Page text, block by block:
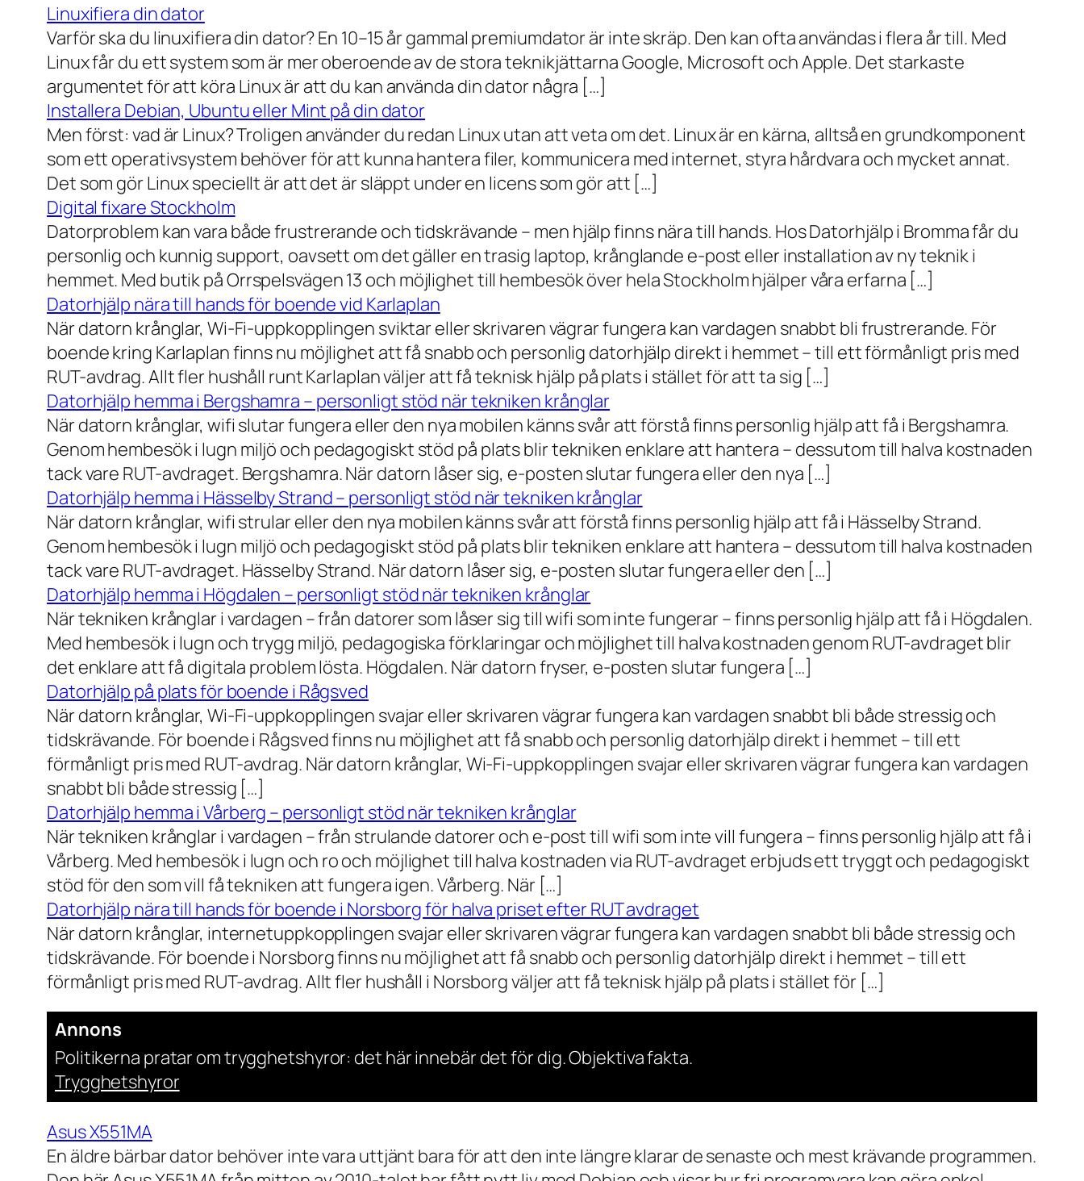
Linuxifiera din dator
Varför ska du linuxifiera din dator? En 10–15 år gammal premiumdator är inte skräp. Den kan ofta användas i flera år till. Med
Linux får du ett system som är mer oberoende av de stora teknikjättarna Google, Microsoft och Apple. Det starkaste
argumentet för att köra Linux är att du kan använda din dator några […]
Installera Debian, Ubuntu eller Mint på din dator
Men först: vad är Linux? Troligen använder du redan Linux utan att veta om det. Linux är en kärna, alltså en grundkomponent
som ett operativsystem behöver för att kunna hantera filer, kommunicera med internet, styra hårdvara och mycket annat.
Det som gör Linux speciellt är att det är släppt under en licens som gör att […]
Digital fixare Stockholm
Datorproblem kan vara både frustrerande och tidskrävande – men hjälp finns nära till hands. Hos Datorhjälp i Bromma får du
personlig och kunnig support, oavsett om det gäller en trasig laptop, krånglande e-post eller installation av ny teknik i
hemmet. Med butik på Orrspelsvägen 13 och möjlighet till hembesök över hela Stockholm hjälper våra erfarna […]
Datorhjälp nära till hands för boende vid Karlaplan
När datorn krånglar, Wi-Fi-uppkopplingen sviktar eller skrivaren vägrar fungera kan vardagen snabbt bli frustrerande. För
boende kring Karlaplan finns nu möjlighet att få snabb och personlig datorhjälp direkt i hemmet – till ett förmånligt pris med
RUT-avdrag. Allt fler hushåll runt Karlaplan väljer att få teknisk hjälp på plats i stället för att ta sig […]
Datorhjälp hemma i Bergshamra – personligt stöd när tekniken krånglar
När datorn krånglar, wifi slutar fungera eller den nya mobilen känns svår att förstå finns personlig hjälp att få i Bergshamra.
Genom hembesök i lugn miljö och pedagogiskt stöd på plats blir tekniken enklare att hantera – dessutom till halva kostnaden
tack vare RUT-avdraget. Bergshamra. När datorn låser sig, e-posten slutar fungera eller den nya […]
Datorhjälp hemma i Hässelby Strand – personligt stöd när tekniken krånglar
När datorn krånglar, wifi strular eller den nya mobilen känns svår att förstå finns personlig hjälp att få i Hässelby Strand.
Genom hembesök i lugn miljö och pedagogiskt stöd på plats blir tekniken enklare att hantera – dessutom till halva kostnaden
tack vare RUT-avdraget. Hässelby Strand. När datorn låser sig, e-posten slutar fungera eller den […]
Datorhjälp hemma i Högdalen – personligt stöd när tekniken krånglar
När tekniken krånglar i vardagen – från datorer som låser sig till wifi som inte fungerar – finns personlig hjälp att få i Högdalen.
Med hembesök i lugn och trygg miljö, pedagogiska förklaringar och möjlighet till halva kostnaden genom RUT-avdraget blir
det enklare att få digitala problem lösta. Högdalen. När datorn fryser, e-posten slutar fungera […]
Datorhjälp på plats för boende i Rågsved
När datorn krånglar, Wi-Fi-uppkopplingen svajar eller skrivaren vägrar fungera kan vardagen snabbt bli både stressig och
tidskrävande. För boende i Rågsved finns nu möjlighet att få snabb och personlig datorhjälp direkt i hemmet – till ett
förmånligt pris med RUT-avdrag. När datorn krånglar, Wi-Fi-uppkopplingen svajar eller skrivaren vägrar fungera kan vardagen
snabbt bli både stressig […]
Datorhjälp hemma i Vårberg – personligt stöd när tekniken krånglar
När tekniken krånglar i vardagen – från strulande datorer och e-post till wifi som inte vill fungera – finns personlig hjälp att få i
Vårberg. Med hembesök i lugn och ro och möjlighet till halva kostnaden via RUT-avdraget erbjuds ett tryggt och pedagogiskt
stöd för den som vill få tekniken att fungera igen. Vårberg. När […]
Datorhjälp nära till hands för boende i Norsborg för halva priset efter RUT avdraget
När datorn krånglar, internetuppkopplingen svajar eller skrivaren vägrar fungera kan vardagen snabbt bli både stressig och
tidskrävande. För boende i Norsborg finns nu möjlighet att få snabb och personlig datorhjälp direkt i hemmet – till ett
förmånligt pris med RUT-avdrag. Allt fler hushåll i Norsborg väljer att få teknisk hjälp på plats i stället för […]
Annons
Politikerna pratar om trygghetshyror: det här innebär det för dig. Objektiva fakta.
Trygghetshyror
Asus X551MA
En äldre bärbar dator behöver inte vara uttjänt bara för att den inte längre klarar de senaste och mest krävande programmen.